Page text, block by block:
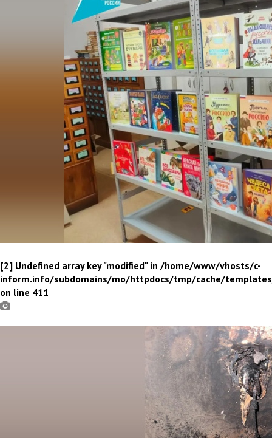
[2] Undefined array key "modified" in /home/www/vhosts/c-
inform.info/subdomains/mo/httpdocs/tmp/cache/
on line 411